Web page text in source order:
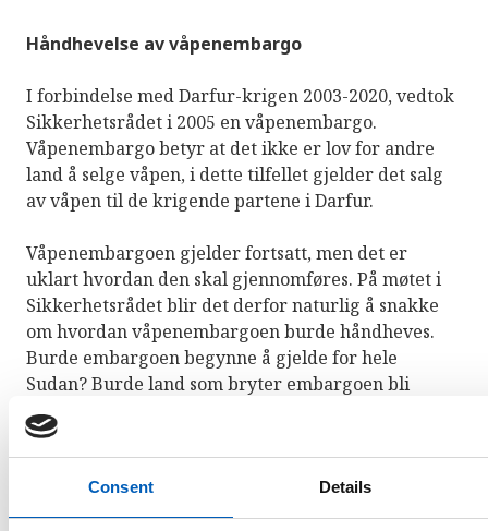
Consent Details
Håndhevelse av våpenembargo
I forbindelse med Darfur-krigen 2003-2020, vedtok
Sikkerhetsrådet i 2005 en våpenembargo.
Våpenembargo betyr at det ikke er lov for andre
land å selge våpen, i dette tilfellet gjelder det salg
av våpen til de krigende partene i Darfur.
Våpenembargoen gjelder fortsatt, men det er
uklart hvordan den skal gjennomføres. På møtet i
Sikkerhetsrådet blir det derfor naturlig å snakke
om hvordan våpenembargoen burde håndheves.
Burde embargoen begynne å gjelde for hele
Sudan? Burde land som bryter embargoen bli
sanksjonert (straffet)? Hva slags sanksjoner burde i
så fall disse landene få?
Sierra Leone har i tidligere møter i Sikkerhetsrådet
tatt opp problemet med at andre land er med på å